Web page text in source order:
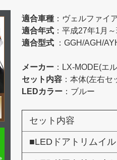
適合車種 ：ヴェルファイ
適合年式 ：平成27年1月
適合型式 ：GGH/AGH/
メーカー ：LX-MODE(エ
セット内容 ：本体(左右
LEDカラー ：ブルー
セット内容
■LEDドアトリムイ